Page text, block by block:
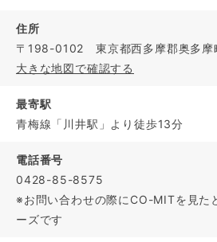
住所
〒198-0102 東京都西多摩郡奥多摩
大きな地図で確認する
最寄駅
青梅線「川井駅」より徒歩13分
電話番号
0428-85-8575
※お問い合わせの際にCO-MITを見た
ーズです